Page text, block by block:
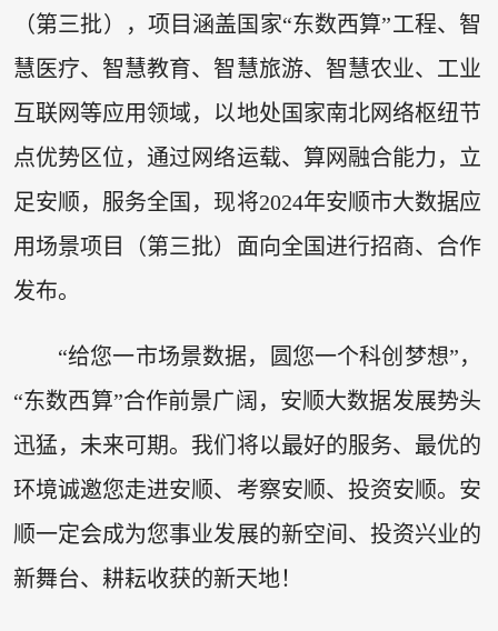
（第三批），项目涵盖国家“东数西算”工程、智
慧医疗、智慧教育、智慧旅游、智慧农业、工业
互联网等应用领域，以地处国家南北网络枢纽节
点优势区位，通过网络运载、算网融合能力，立
足安顺，服务全国，现将2024年安顺市大数据应
用场景项目（第三批）面向全国进行招商、合作
发布。
“给您一市场景数据，圆您一个科创梦想”，
“东数西算”合作前景广阔，安顺大数据发展势头
迅猛，未来可期。我们将以最好的服务、最优的
环境诚邀您走进安顺、考察安顺、投资安顺。安
顺一定会成为您事业发展的新空间、投资兴业的
新舞台、耕耘收获的新天地！